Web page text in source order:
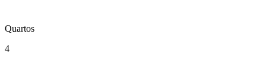
Quartos
4